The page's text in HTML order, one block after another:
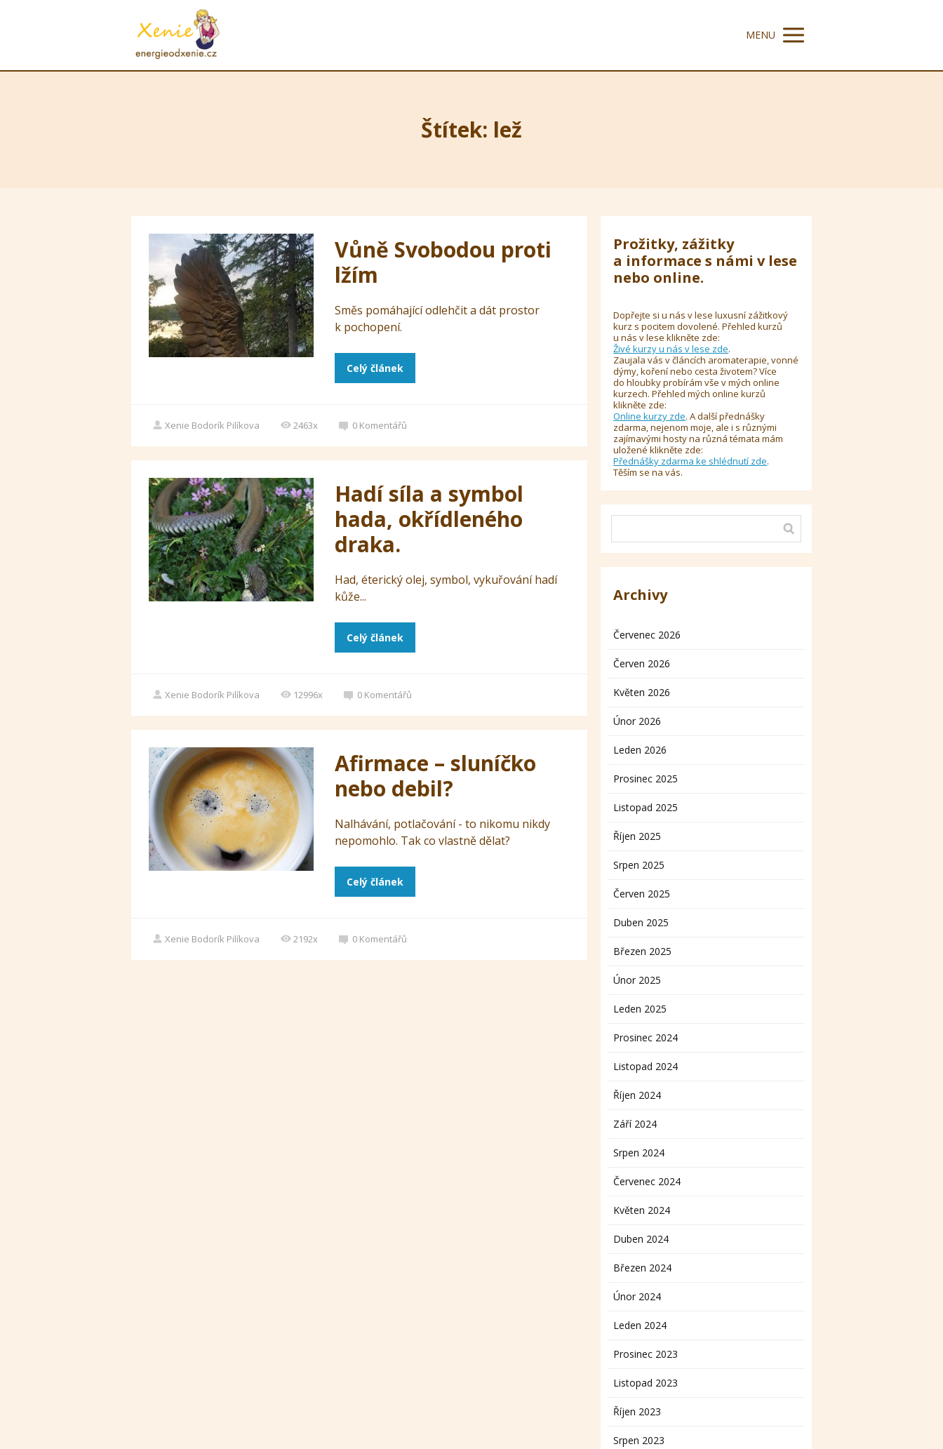
MENU
Štítek: lež
Vůně Svobodou proti
lžím
Směs pomáhající odlehčit a dát prostor
k pochopení.
Celý článek
Xenie Bodorík Pilíkova 2463x 0 Komentářů
Hadí síla a symbol
hada, okřídleného
draka.
Had, éterický olej, symbol, vykuřování hadí
kůže...
Celý článek
Xenie Bodorík Pilíkova 12996x 0 Komentářů
Afirmace – sluníčko
nebo debil?
Nalhávání, potlačování - to nikomu nikdy
nepomohlo. Tak co vlastně dělat?
Celý článek
Xenie Bodorík Pilíkova 2192x 0 Komentářů
Prožitky, zážitky
a informace s námi v lese
nebo online.
Dopřejte si u nás v lese luxusní zážitkový
kurz s pocitem dovolené. Přehled kurzů
u nás v lese klikněte zde:
Živé kurzy u nás v lese zde.
Zaujala vás v článcích aromaterapie, vonné
dýmy, koření nebo cesta životem? Více
do hloubky probírám vše v mých online
kurzech. Přehled mých online kurzů
klikněte zde:
Online kurzy zde. A další přednášky
zdarma, nejenom moje, ale i s různými
zajímavými hosty na různá témata mám
uložené klikněte zde:
Přednášky zdarma ke shlédnutí zde.
Těším se na vás.
Archivy
Červenec 2026
Červen 2026
Květen 2026
Únor 2026
Leden 2026
Prosinec 2025
Listopad 2025
Říjen 2025
Srpen 2025
Červen 2025
Duben 2025
Březen 2025
Únor 2025
Leden 2025
Prosinec 2024
Listopad 2024
Říjen 2024
Září 2024
Srpen 2024
Červenec 2024
Květen 2024
Duben 2024
Březen 2024
Únor 2024
Leden 2024
Prosinec 2023
Listopad 2023
Říjen 2023
Srpen 2023